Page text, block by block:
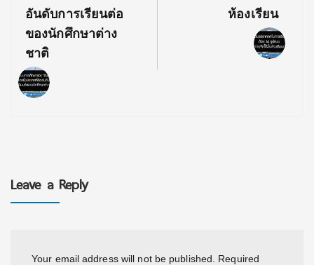
อันดับการเรียนต่อ
ของนักศึกษาต่าง
ชาติ
ห้องเรียน
Leave a Reply
Your email address will not be published.
Required